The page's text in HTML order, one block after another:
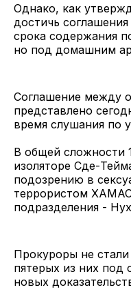
Однако, как
достичь
срока содержания
но под домашним
Соглашение между
представлено
время слушания по
В общей сложности
изоляторе Сде-
подозрению в
террористом
подразделения -
Прокуроры не
пятерых из них под
новых